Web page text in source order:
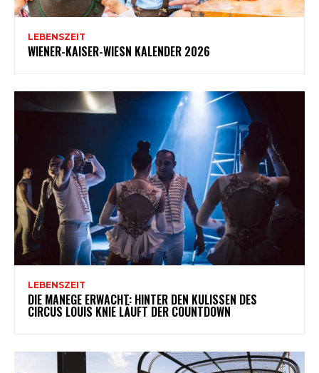
LEBENSZEIT
WIENER-KAISER-WIESN KALENDER 2026
LEBENSZEIT
DIE MANEGE ERWACHT: HINTER DEN KULISSEN DES
CIRCUS LOUIS KNIE LÄUFT DER COUNTDOWN